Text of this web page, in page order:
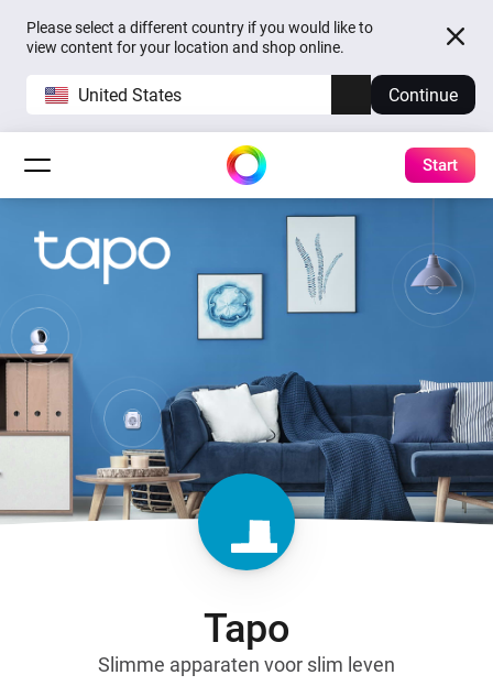
Please select a different country if you would like to
view content for your location and shop online.
United States Continue
Start
Tapo
Slimme apparaten voor slim leven